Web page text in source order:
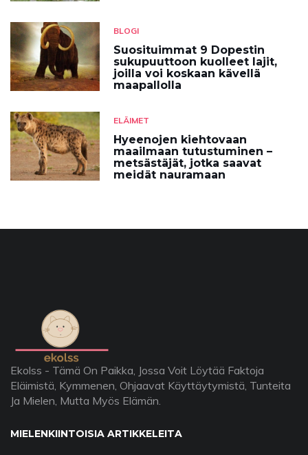
BLOGI
Suosituimmat 9 Dopestin
sukupuuttoon kuolleet lajit,
joilla voi koskaan kävellä
maapallolla
ELÄIMET
Hyeenojen kiehtovaan
maailmaan tutustuminen –
metsästäjät, jotka saavat
meidät nauramaan
Ekolss - Tämä On Paikka, Jossa Voit Löytää Faktoja
Eläimistä, Kymmenen, Ohjaavat Käyttäytymistä, Tunteita
Ja Mielen, Mutta Myös Elämän.
MIELENKIINTOISIA ARTIKKELEITA